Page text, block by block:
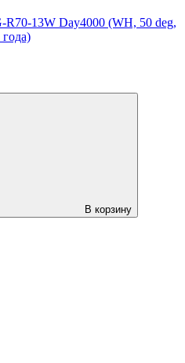
13W Day4000 (WH, 50 deg,
В корзину